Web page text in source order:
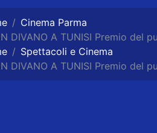
Cinema Parma
DIVANO A TUNISI Premio del
Spettacoli e Cinema
DIVANO A TUNISI Premio del